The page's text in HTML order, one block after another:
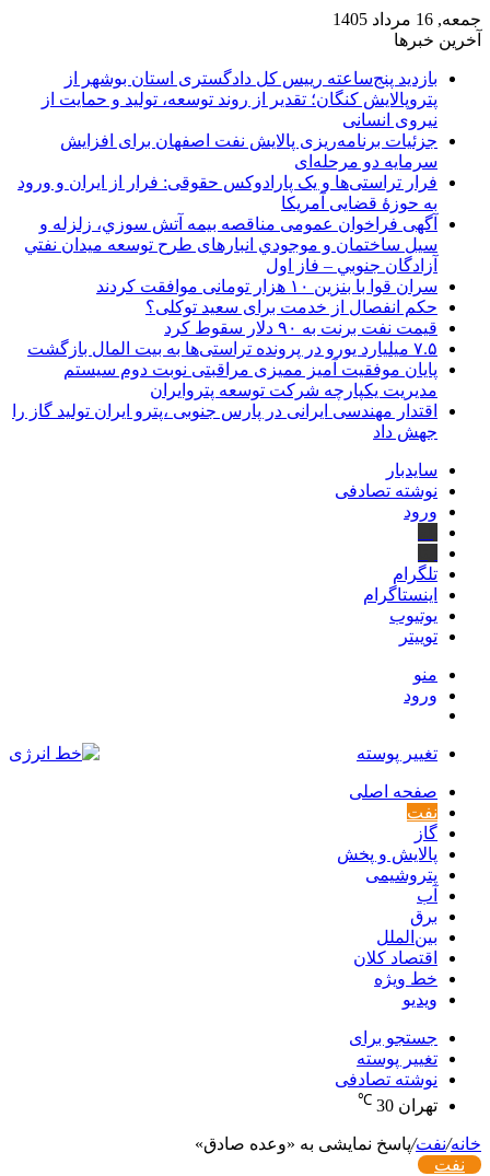
جمعه, 16 مرداد 1405
آخرین خبرها
بازدید پنج‌ساعته رییس کل دادگستری استان بوشهر از
پتروپالایش کنگان؛ تقدیر از روند توسعه، تولید و حمایت از
نیروی انسانی
جزئیات برنامه‌ریزی پالایش نفت اصفهان برای افزایش
سرمایه دو مرحله‌ای
فرار تراستی‌ها و یک پارادوکس حقوقی: فرار از ایران و ورود
به حوزۀ قضایی آمریکا
آگهی فراخوان عمومی مناقصه بيمه آتش سوزي، زلزله و
سیل ساختمان و موجودي انبارهای طرح توسعه ميدان نفتي
آزادگان جنوبي – فاز اول
سران قوا با بنزین ۱۰ هزار تومانی موافقت کردند
حکم انفصال از خدمت برای سعید توکلی؟
قیمت نفت برنت به ۹۰ دلار سقوط کرد
۷.۵ میلیارد یورو در پرونده تراستی‌ها به بیت المال بازگشت
پایان موفقیت آمیز ممیزی مراقبتی نوبت دوم سیستم
مدیریت یکپارچه شرکت توسعه پتروایران
اقتدار مهندسی ایرانی در پارس جنوبی ،پترو ایران تولید گاز را
جهش داد
سایدبار
نوشته تصادفی
ورود
تلگرام
اینستاگرام
یوتیوب
توییتر
منو
ورود
تغییر پوسته
صفحه اصلی
نفت
گاز
پالایش و پخش
پتروشیمی
آب
برق
بین‌الملل
اقتصاد کلان
خط ویژه
ویدیو
جستجو برای
تغییر پوسته
نوشته تصادفی
تهران 30
℃
خانه/نفت/پاسخ نمایشی به «وعده صادق»
نفت